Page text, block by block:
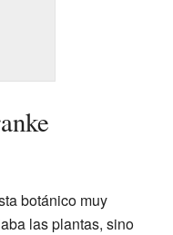
botánico muy
las plantas, sino